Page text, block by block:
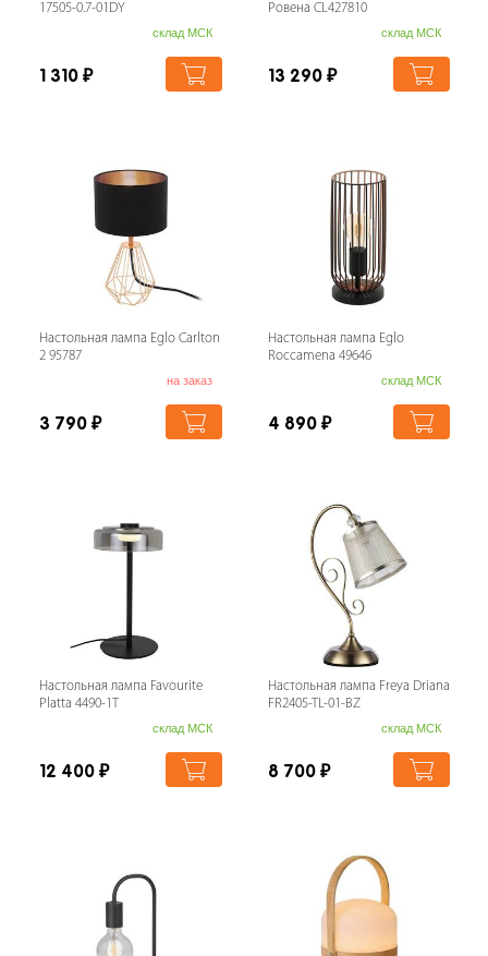
17505-0.7-01DY
склад МСК
1 310 ₽
Ровена CL427810
склад МСК
13 290 ₽
Настольная лампа Eglo Carlton
2 95787
на заказ
3 790 ₽
Настольная лампа Eglo
Roccamena 49646
склад МСК
4 890 ₽
Настольная лампа Favourite
Platta 4490-1T
склад МСК
12 400 ₽
Настольная лампа Freya Driana
FR2405-TL-01-BZ
склад МСК
8 700 ₽